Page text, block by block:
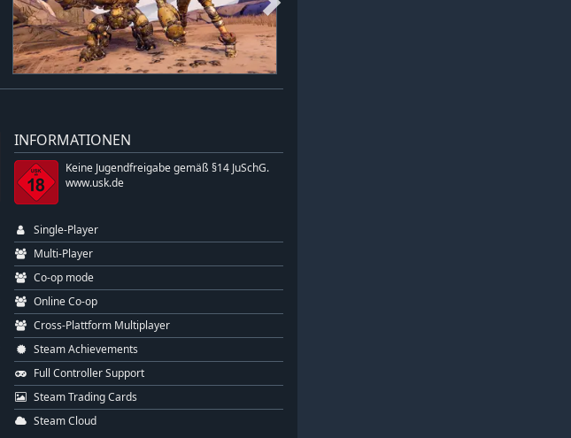
INFORMATIONEN
Keine Jugendfreigabe gemäß §14 JuSchG.
www.usk.de
Single-Player
Multi-Player
Co-op mode
Online Co-op
Cross-Plattform Multiplayer
Steam Achievements
Full Controller Support
Steam Trading Cards
Steam Cloud